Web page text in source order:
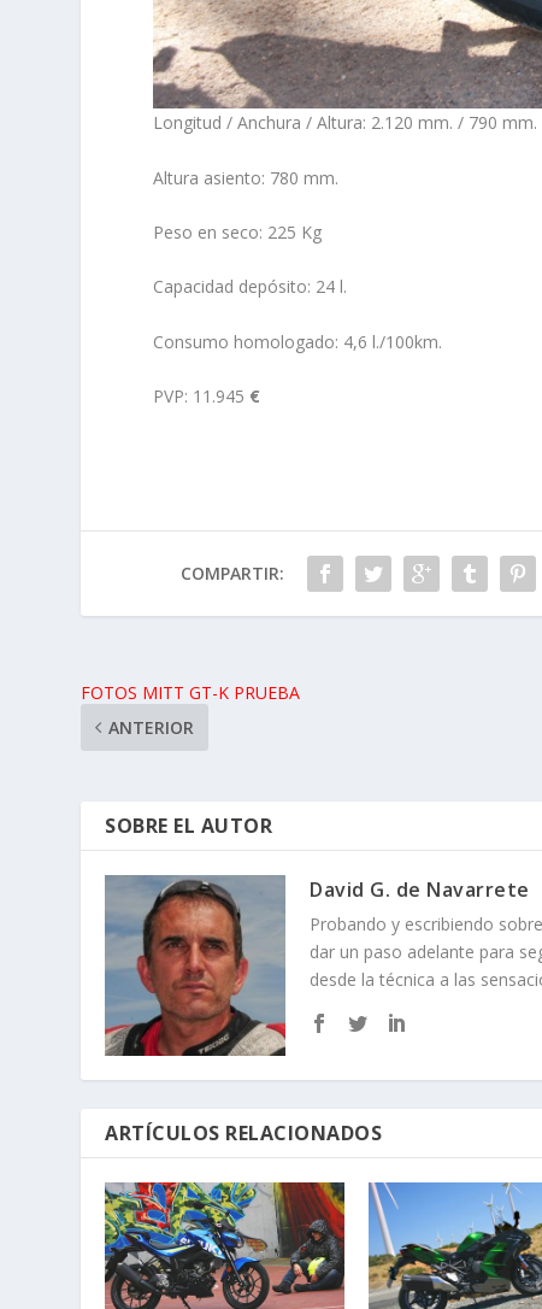
Longitud / Anchura / Altura: 2.120 mm. / 790
Altura asiento: 780 mm.
Peso en seco: 225 Kg
Capacidad depósito: 24 l.
Consumo homologado: 4,6 l./100km.
PVP: 11.945 €
COMPARTIR:
FOTOS MITT GT-K PRUEBA
ANTERIOR
SOBRE EL AUTOR
David G. de Navarrete
Probando y escribiendo
dar un paso adelante para
desde la técnica a las
ARTÍCULOS RELACIONADOS